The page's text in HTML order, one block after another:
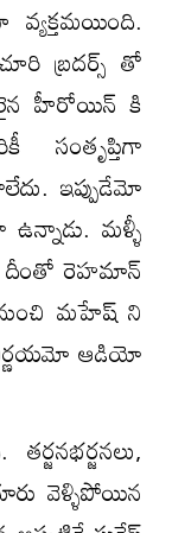
బ్రదర్స్ తో
హీరోయిన్ కి
సంతృప్తిగా
ఇప్పుడేమో
మళ్ళీ
దీంతో రెహమాన్
మహేష్ ని
ఆడియో
వెళ్ళిపోయిన